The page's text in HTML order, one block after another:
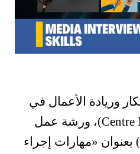
وريادة الأعمال في
الجامعة اللبنانية(Centre MINE)، ورشة عمل
عبر (Microsoft Teams) بعنوان «مهارات إجراء